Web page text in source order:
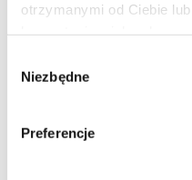
otrzymanymi od Ciebie
zgody
Niezbędne
Preferencje
Minionki i
Minionki ruszają w
grozy. Mali pomocnicy Gru